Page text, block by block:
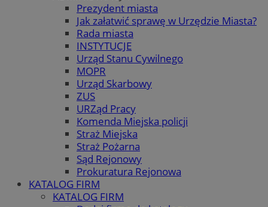
Prezydent miasta
Jak załatwić sprawę w Urzędzie Miasta?
Rada miasta
INSTYTUCJE
Urząd Stanu Cywilnego
MOPR
Urząd Skarbowy
ZUS
URZąd Pracy
Komenda Miejska policji
Straż Miejska
Straż Pożarna
Sąd Rejonowy
Prokuratura Rejonowa
KATALOG FIRM
KATALOG FIRM